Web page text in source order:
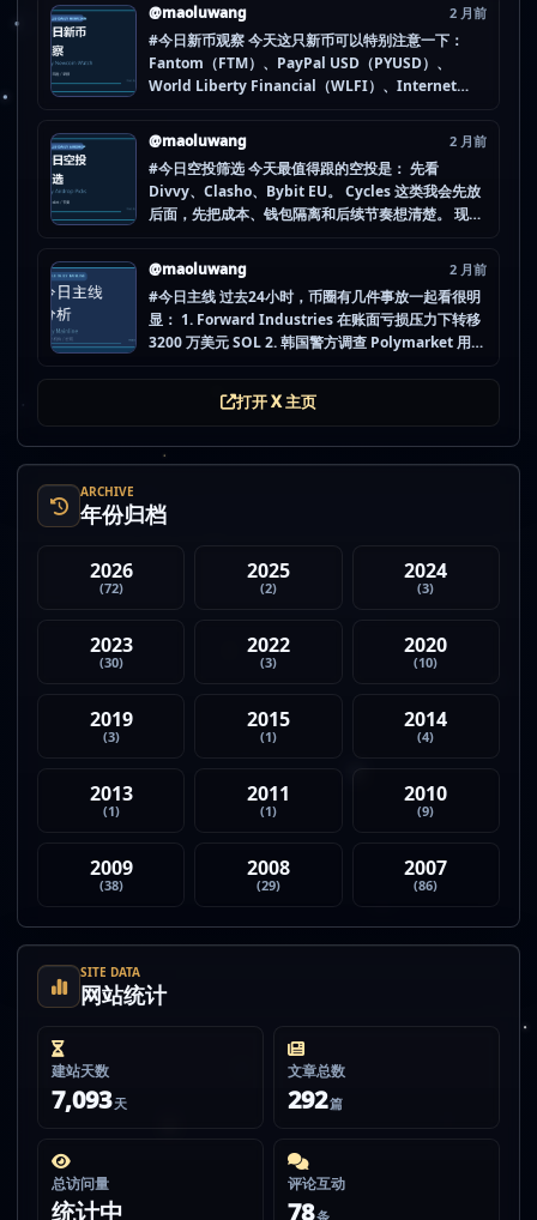
@maoluwang 2 月前
#今日新币观察 今天这只新币可以特别注意一下：
Fantom（FTM）、PayPal USD（PYUSD）、
World Liberty Financial（WLFI）、Internet
而是更像“热度是不是在回流”的样本。 这种时候最怕
把...
@maoluwang 2 月前
#今日空投筛选 今天最值得跟的空投是： 先看
Divvy、Clasho、Bybit EU。 Cycles 这类我会先放
后面，先把成本、钱包隔离和后续节奏想清楚。 现在
都没做扎实。 mao.lu/today-airdrop-selecti… #空
投项目 #...
@maoluwang 2 月前
#今日主线 过去24小时，币圈有几件事放一起看很明
显： 1. Forward Industries 在账面亏损压力下转移
3200 万美元 SOL 2. 韩国警方调查 Polymarket 用户
打开 X 主页
ARCHIVE
年份归档
2026
(72)
2025
(2)
2024
(3)
2023
(30)
2022
(3)
2020
(10)
2019
(3)
2015
(1)
2014
(4)
2013
(1)
2011
(1)
2010
(9)
2009
(38)
2008
(29)
2007
(86)
SITE DATA
网站统计
建站天数
7,093 天
文章总数
292篇
总访问量
统计中
评论互动
78条